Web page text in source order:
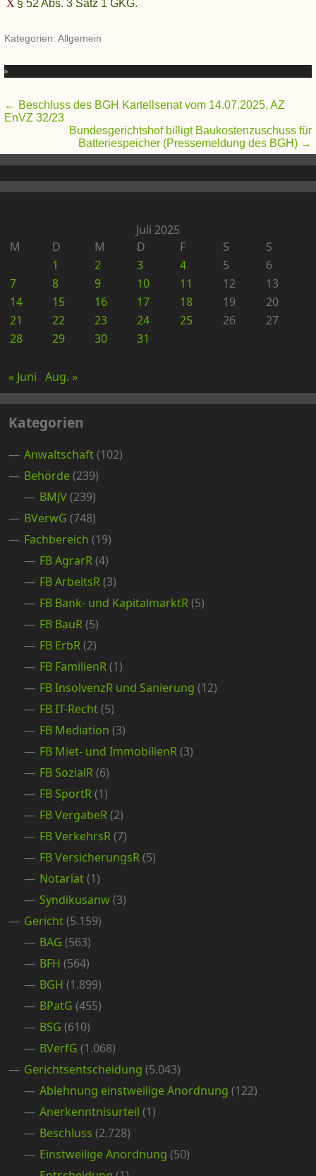
§ 52 Abs. 3 Satz 1 GKG.
Kategorien: Allgemein
Beitragsnavigation
← Beschluss des BGH Kartellsenat vom 14.07.2025, AZ
EnVZ 32/23
Bundesgerichtshof billigt Baukostenzuschuss für
Batteriespeicher (Pressemeldung des BGH) →
Juli 2025
M
D M D F S
S
1
2 3 4 5
6
7
8 9 10 11 12
13
14
15 16 17 18 19
20
21
22 23 24 25 26
27
28
29 30 31
« Juni Aug. »
Kategorien
Anwaltschaft(102)
Behörde(239)
BMJV(239)
BVerwG (748)
Fachbereich (19)
FB AgrarR(4)
FB ArbeitsR(3)
FB Bank- und KapitalmarktR(5)
FB BauR(5)
FB ErbR(2)
FB FamilienR(1)
FB InsolvenzR und Sanierung (12)
FB IT-Recht(5)
FB Mediation (3)
FB Miet- und ImmobilienR(3)
FB SozialR(6)
FB SportR(1)
FB VergabeR(2)
FB VerkehrsR(7)
FB VersicherungsR(5)
Notariat(1)
Syndikusanw(3)
Gericht(5.159)
BAG (563)
BFH (564)
BGH (1.899)
BPatG (455)
BSG (610)
BVerfG (1.068)
Gerichtsentscheidung (5.043)
Ablehnung einstweilige Anordnung (122)
Anerkenntnisurteil (1)
Beschluss (2.728)
Einstweilige Anordnung (50)